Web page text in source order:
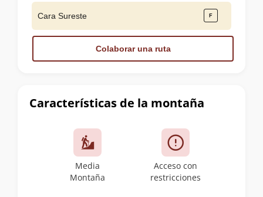
Características de la montaña
Media
Montaña
Acceso con
restricciones
Cara Sureste
Colaborar una ruta